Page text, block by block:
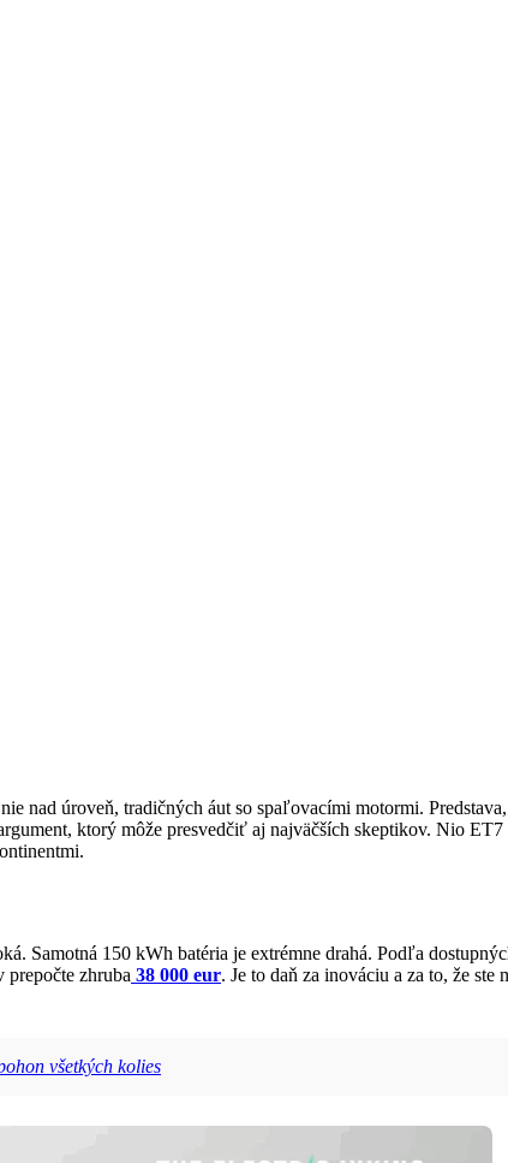
nad úroveň, tradičných áut so spaľovacími motormi.
ktorý môže presvedčiť aj najväčších skeptikov. Nio
Samotná 150 kWh batéria je extrémne drahá. Podľa
zhruba 38 000 eur. Je to daň za inováciu a za to, že
všetkých kolies